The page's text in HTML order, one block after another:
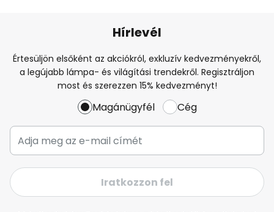
Hírlevél
Értesüljön elsőként az akciókról, exkluzív kedvezményekről,
a legújabb lámpa- és világítási trendekről. Regisztráljon
most és szerezzen 15% kedvezményt!
Magánügyfél Cég
Iratkozzon fel